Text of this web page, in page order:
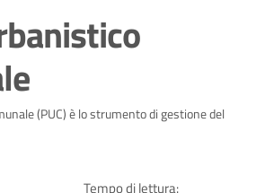
notizia
(PUC) è lo strumento di gestione del
Tempo di lettura: